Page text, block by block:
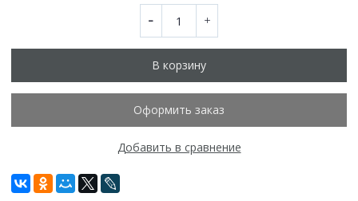
В корзину
Оформить заказ
Добавить в сравнение